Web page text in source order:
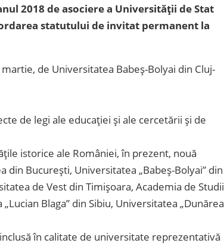
2018 de asociere a Universității de Stat
statutului de invitat permanent la
de Universitatea Babeș-Bolyai din Cluj-
de legi ale educației și ale cercetării și de
istorice ale României, în prezent, nouă
București, Universitatea „Babeș-Bolyai” din
de Vest din Timișoara, Academia de Studii
Blaga” din Sibiu, Universitatea „Dunărea
în calitate de universitate reprezentativă